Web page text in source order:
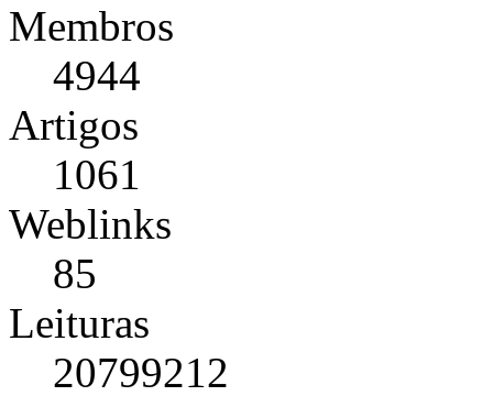
Membros
4944
Artigos
1061
Weblinks
85
Leituras
20799212